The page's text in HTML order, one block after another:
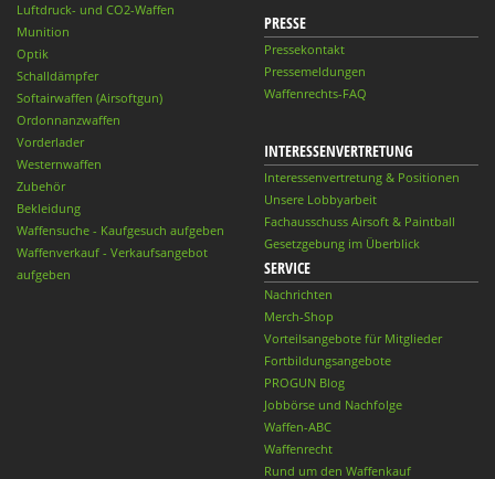
Luftdruck- und CO2-Waffen
Munition
Optik
Schalldämpfer
Softairwaffen (Airsoftgun)
Ordonnanzwaffen
Vorderlader
Westernwaffen
Zubehör
Bekleidung
Waffensuche - Kaufgesuch aufgeben
Waffenverkauf - Verkaufsangebot
aufgeben
PRESSE
Pressekontakt
Pressemeldungen
Waffenrechts-FAQ
INTERESSENVERTRETUNG
Interessenvertretung & Positionen
Unsere Lobbyarbeit
Fachausschuss Airsoft & Paintball
Gesetzgebung im Überblick
SERVICE
Nachrichten
Merch-Shop
Vorteilsangebote für Mitglieder
Fortbildungsangebote
PROGUN Blog
Jobbörse und Nachfolge
Waffen-ABC
Waffenrecht
Rund um den Waffenkauf